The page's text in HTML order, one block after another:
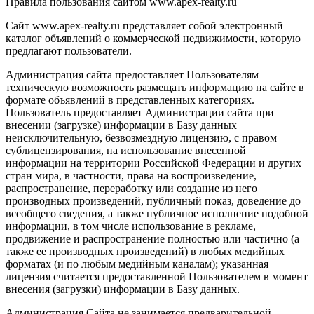
Сайт www.apex-realty.ru представляет собой электронный
каталог объявлений о коммерческой недвижимости, которую
предлагают пользователи.
Администрация сайта предоставляет Пользователям
техническую возможность размещать информацию на сайте в
формате объявлений в представленных категориях.
Пользователь предоставляет Администрации сайта при
внесении (загрузке) информации в Базу данных
неисключительную, безвозмездную лицензию, с правом
сублицензирования, на использование внесенной
информации на территории Российской Федерации и других
стран мира, в частности, права на воспроизведение,
распространение, переработку или создание из него
производных произведений, публичный показ, доведение до
всеобщего сведения, а также публичное исполнение подобной
информации, в том числе использование в рекламе,
продвижение и распространение полностью или частично (а
также ее производных произведений) в любых медийных
форматах (и по любым медийным каналам); указанная
лицензия считается предоставленной Пользователем в момент
внесения (загрузки) информации в Базу данных.